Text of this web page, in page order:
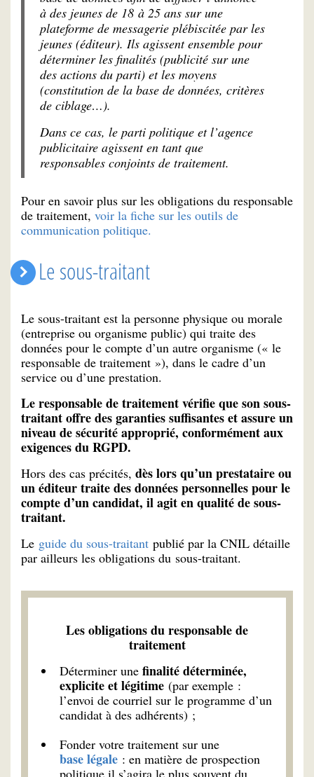
à des jeunes de 18 à 25 ans sur une
plateforme de messagerie plébiscitée par les
jeunes (éditeur). Ils agissent ensemble pour
déterminer les finalités (publicité sur une
des actions du parti) et les moyens
(constitution de la base de données, critères
de ciblage…).
Dans ce cas, le parti politique et l’agence
publicitaire agissent en tant que
responsables conjoints de traitement.
Pour en savoir plus sur les obligations du responsable
de traitement, voir la fiche sur les outils de
communication politique.
Le sous-traitant
Le sous-traitant est la personne physique ou morale
(entreprise ou organisme public) qui traite des
données pour le compte d’un autre organisme (« le
responsable de traitement »), dans le cadre d’un
service ou d’une prestation.
Le responsable de traitement vérifie que son sous-
traitant offre des garanties suffisantes et assure un
niveau de sécurité approprié, conformément aux
exigences du RGPD.
Hors des cas précités, dès lors qu’un prestataire ou
un éditeur traite des données personnelles pour le
compte d’un candidat, il agit en qualité de sous-
traitant.
Le guide du sous-traitant publié par la CNIL détaille
par ailleurs les obligations du sous-traitant.
Les obligations du responsable de
traitement
Déterminer une finalité déterminée,
explicite et légitime (par exemple :
l’envoi de courriel sur le programme d’un
candidat à des adhérents) ;
Fonder votre traitement sur une
base légale : en matière de prospection
politique il s’agira le plus souvent du